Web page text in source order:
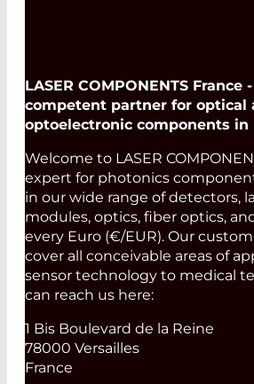
LASER COMPONENTS France
competent partner for optical
optoelectronic components in
Welcome to LASER
expert for photonics
in our wide range of detectors,
modules, optics, fiber optics,
every Euro (€/EUR). Our
cover all conceivable areas of
sensor technology to medical
can reach us here:
1 Bis Boulevard de la Reine
78000 Versailles
France